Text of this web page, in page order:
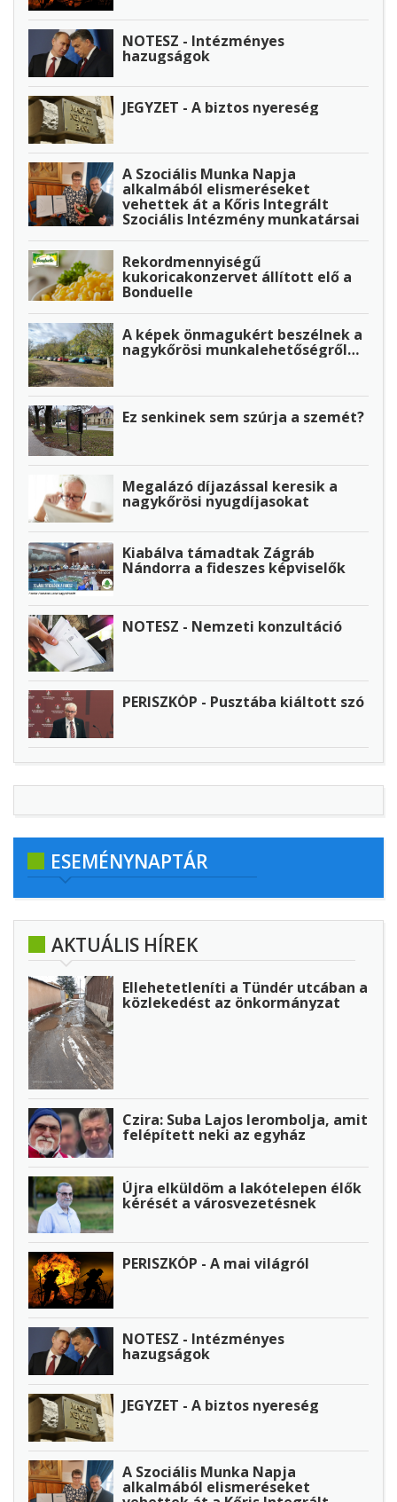
NOTESZ - Intézményes
hazugságok
JEGYZET - A biztos nyereség
A Szociális Munka Napja
alkalmából elismeréseket
vehettek át a Kőris Integrált
Szociális Intézmény munkatársai
Rekordmennyiségű
kukoricakonzervet állított elő a
Bonduelle
A képek önmagukért beszélnek a
nagykőrösi munkalehetőségről…
Ez senkinek sem szúrja a szemét?
Megalázó díjazással keresik a
nagykőrösi nyugdíjasokat
Kiabálva támadtak Zágráb
Nándorra a fideszes képviselők
NOTESZ - Nemzeti konzultáció
PERISZKÓP - Pusztába kiáltott szó
ESEMÉNYNAPTÁR
AKTUÁLIS HÍREK
Ellehetetleníti a Tündér utcában a
közlekedést az önkormányzat
Czira: Suba Lajos lerombolja, amit
felépített neki az egyház
Újra elküldöm a lakótelepen élők
kérését a városvezetésnek
PERISZKÓP - A mai világról
NOTESZ - Intézményes
hazugságok
JEGYZET - A biztos nyereség
A Szociális Munka Napja
alkalmából elismeréseket